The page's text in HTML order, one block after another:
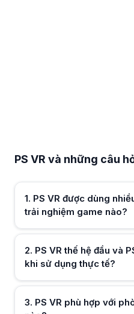
PS VR thế hệ đầu và PS VR2
PS VR phù hợp với phòng có diện
PS VR hoạt động tốt trong
Người chơi PlayStation nào nên
PS VR có phù hợp cho chơi
PS VR đáp ứng tốt cả phiên
PS VR có cần thêm phụ kiện hỗ
PS VR thường kết hợp tay cầm
PS VR có phù hợp cho nhiều
PS VR có thể dùng cho nhiều
PS VR và những câu
1. PS VR được dùng
trải nghiệm game nào?
Hữu ích (0)
2. PS VR thế hệ đầu và
khi sử dụng thực tế?
3. PS VR phù hợp với